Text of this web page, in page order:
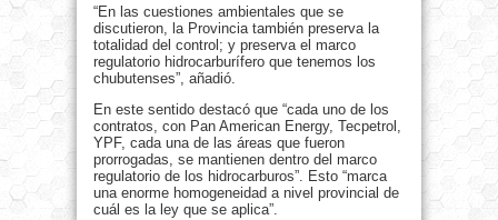
“En las cuestiones ambientales que se
discutieron, la Provincia también preserva la
totalidad del control; y preserva el marco
regulatorio hidrocarburífero que tenemos los
chubutenses”, añadió.
En este sentido destacó que “cada uno de los
contratos, con Pan American Energy, Tecpetrol,
YPF, cada una de las áreas que fueron
prorrogadas, se mantienen dentro del marco
regulatorio de los hidrocarburos”. Esto “marca
una enorme homogeneidad a nivel provincial de
cuál es la ley que se aplica”.